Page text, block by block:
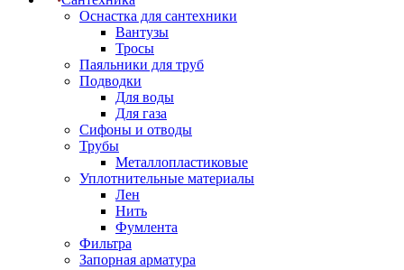
Оснастка для сантехники
Вантузы
Тросы
Паяльники для труб
Подводки
Для воды
Для газа
Сифоны и отводы
Трубы
Металлопластиковые
Уплотнительные материалы
Лен
Нить
Фумлента
Фильтра
Запорная арматура